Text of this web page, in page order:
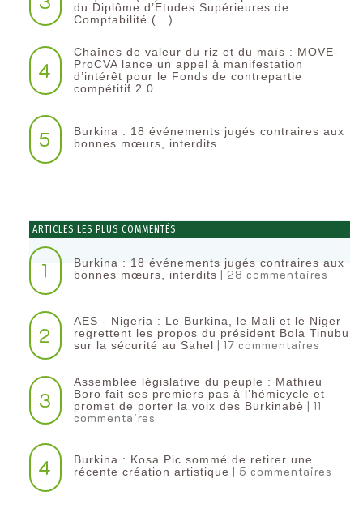
du Diplôme d’Etudes Supérieures de
Comptabilité (…)
4
Chaînes de valeur du riz et du maïs : MOVE-
ProCVA lance un appel à manifestation
d’intérêt pour le Fonds de contrepartie
compétitif 2.0
5
Burkina : 18 événements jugés contraires aux
bonnes mœurs, interdits
ARTICLES LES PLUS COMMENTÉS
1
Burkina : 18 événements jugés contraires aux
bonnes mœurs, interdits | 28 commentaires
2
AES - Nigeria : Le Burkina, le Mali et le Niger
regrettent les propos du président Bola Tinubu
sur la sécurité au Sahel | 17 commentaires
3
Assemblée législative du peuple : Mathieu
Boro fait ses premiers pas à l’hémicycle et
promet de porter la voix des Burkinabè | 11
commentaires
4
Burkina : Kosa Pic sommé de retirer une
récente création artistique | 5 commentaires